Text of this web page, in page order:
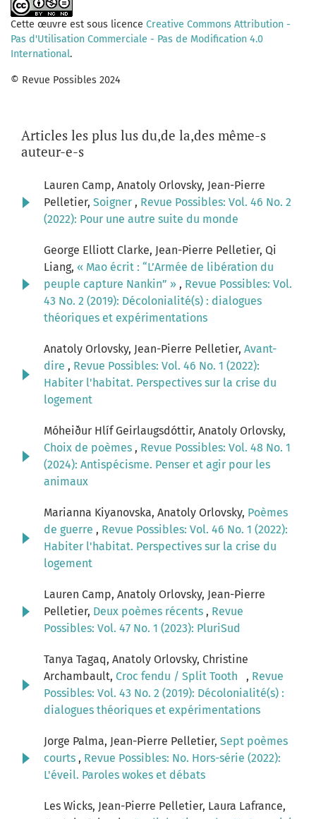
Cette œuvre est sous licence Creative Commons Attribution -
Pas d'Utilisation Commerciale - Pas de Modification 4.0
International.
© Revue Possibles 2024
Articles les plus lus du,de la,des même-s
auteur-e-s
Lauren Camp, Anatoly Orlovsky, Jean-Pierre
Pelletier, Soigner , Revue Possibles: Vol. 46 No. 2
(2022): Pour une autre suite du monde
George Elliott Clarke, Jean-Pierre Pelletier, Qi
Liang, « Mao écrit : “L’Armée de libération du
peuple capture Nankin” » , Revue Possibles: Vol.
43 No. 2 (2019): Décolonialité(s) : dialogues
théoriques et expérimentations
Anatoly Orlovsky, Jean-Pierre Pelletier, Avant-
dire , Revue Possibles: Vol. 46 No. 1 (2022):
Habiter l'habitat. Perspectives sur la crise du
logement
Móheiður Hlíf Geirlaugsdóttir, Anatoly Orlovsky,
Choix de poèmes , Revue Possibles: Vol. 48 No. 1
(2024): Antispécisme. Penser et agir pour les
animaux
Marianna Kiyanovska, Anatoly Orlovsky, Poèmes
de guerre , Revue Possibles: Vol. 46 No. 1 (2022):
Habiter l'habitat. Perspectives sur la crise du
logement
Lauren Camp, Anatoly Orlovsky, Jean-Pierre
Pelletier, Deux poèmes récents , Revue
Possibles: Vol. 47 No. 1 (2023): PluriSud
Tanya Tagaq, Anatoly Orlovsky, Christine
Archambault, Croc fendu / Split Tooth , Revue
Possibles: Vol. 43 No. 2 (2019): Décolonialité(s) :
dialogues théoriques et expérimentations
Jorge Palma, Jean-Pierre Pelletier, Sept poèmes
courts , Revue Possibles: No. Hors-série (2022):
L'éveil. Paroles wokes et débats
Les Wicks, Jean-Pierre Pelletier, Laura Lafrance,